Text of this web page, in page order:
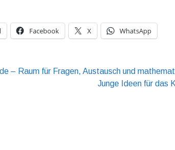
Facebook X WhatsApp
– Raum für Fragen, Austausch und
Junge Ideen für das